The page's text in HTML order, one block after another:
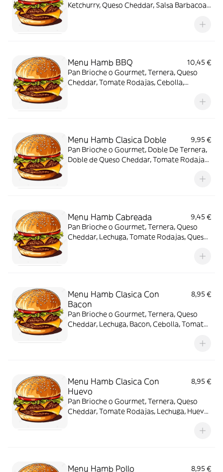
Ketchurry, Queso Cheddar, Salsa Barbacoa,
Menu Hamb BBQ
10,45 €
Pan Brioche o Gourmet, Ternera, Queso
Cheddar, Tomate Rodajas, Cebolla,
Menu Hamb Clasica Doble
9,95 €
Pan Brioche o Gourmet, Doble De Ternera,
Doble de Queso Cheddar, Tomate Rodajas,
Menu Hamb Cabreada
9,45 €
Pan Brioche o Gourmet, Ternera, Queso
Cheddar, Lechuga, Tomate Rodajas, Queso
Menu Hamb Clasica Con
Bacon
8,95 €
Pan Brioche o Gourmet, Ternera, Queso
Cheddar, Lechuga, Bacon, Cebolla, Tomate
Menu Hamb Clasica Con
Huevo
8,95 €
Pan Brioche o Gourmet, Ternera, Queso
Cheddar, Tomate Rodajas, Lechuga, Huevo
Menu Hamb Pollo
8,95 €